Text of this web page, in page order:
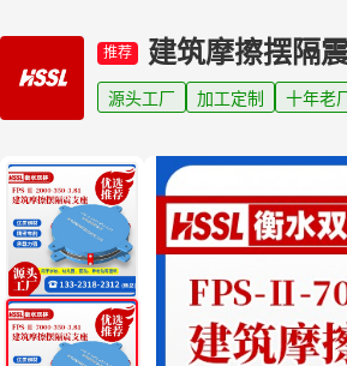
推荐 建筑摩擦摆隔
源头工厂 加工定制 十年老